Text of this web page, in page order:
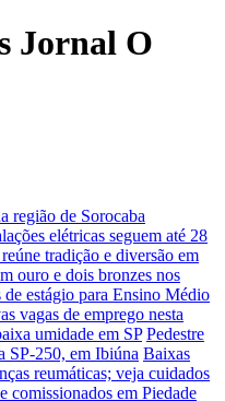
Jornal O
região de Sorocaba
elétricas seguem até 28
tradição e diversão em
ouro e dois bronzes nos
de estágio para Ensino Médio
vagas de emprego nesta
umidade em SP Pedestre
SP-250, em Ibiúna Baixas
reumáticas; veja cuidados
comissionados em Piedade